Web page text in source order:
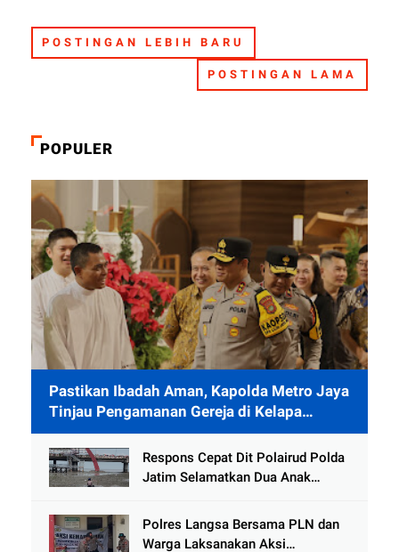
POSTINGAN LEBIH BARU
POSTINGAN LAMA
POPULER
Pastikan Ibadah Aman, Kapolda Metro Jaya
Tinjau Pengamanan Gereja di Kelapa
Gading
Respons Cepat Dit Polairud Polda
Jatim Selamatkan Dua Anak
Kenjeran
Polres Langsa Bersama PLN dan
Warga Laksanakan Aksi